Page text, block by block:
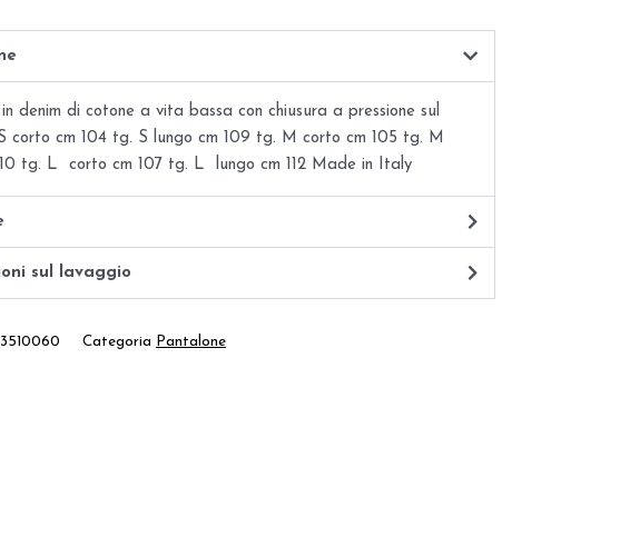
denim di cotone a vita bassa con chiusura a pressione sul
corto cm 104 tg. S lungo cm 109 tg. M corto cm 105 tg. M
tg. L corto cm 107 tg. L lungo cm 112 Made in Italy
sul lavaggio
Categoria Pantalone